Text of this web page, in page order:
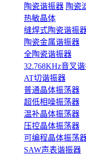
陶瓷谐振器 陶瓷
热敏晶体
缝焊式陶瓷谐振
陶瓷金属谐振器
全陶瓷谐振器
32.768KHz音叉
AT切谐振器
普通晶体振荡器
超低相噪振荡器
温补晶体振荡器
压控晶体振荡器
可编程晶体振荡
SAW声表谐振器